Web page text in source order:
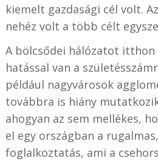
kiemelt gazdasági cél volt.
nehéz volt a több célt
A bölcsődei hálózatot
hatással van a
például nagyvárosok
továbbra is hiány
ahogyan az sem mellékes,
el egy országban a
foglalkoztatás, ami a